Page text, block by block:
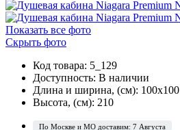
Показать все фото
Скрыть фото
Код товара: 5_129
Доступность: В наличии
Длина и ширина, (см): 100x100
Высота, (см): 210
По Москве и МО доставим: 7 Августа